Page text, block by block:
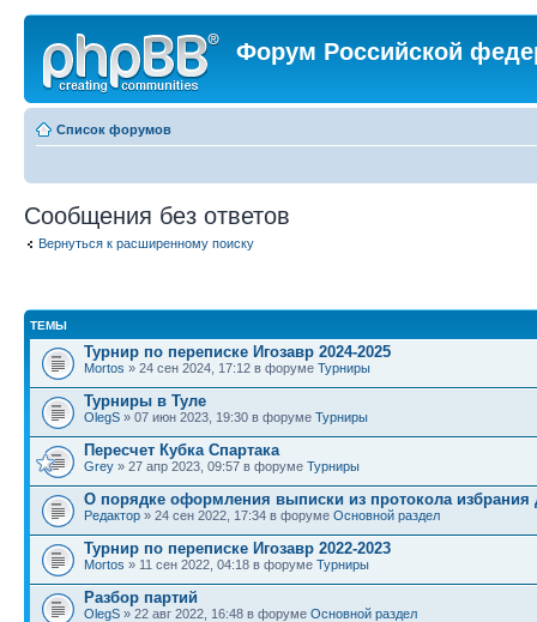
Форум Российской
Список форумов
Сообщения без ответов
Вернуться к расширенному поиску
ТЕМЫ
Турнир по переписке Игозавр 2024-2025
Mortos » 24 сен 2024, 17:12 в форуме Турниры
Турниры в Туле
OlegS » 07 июн 2023, 19:30 в форуме Турниры
Пересчет Кубка Спартака
Grey » 27 апр 2023, 09:57 в форуме Турниры
О порядке оформления выписки из протокола избрания
Редактор » 24 сен 2022, 17:34 в форуме Основной раздел
Турнир по переписке Игозавр 2022-2023
Mortos » 11 сен 2022, 04:18 в форуме Турниры
Разбор партий
OlegS » 22 авг 2022, 16:48 в форуме Основной раздел